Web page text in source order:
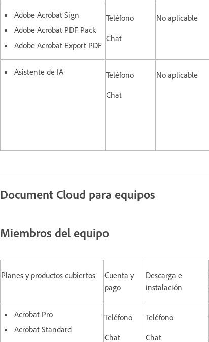
Adobe Acrobat Sign
Adobe Acrobat PDF Pack
Adobe Acrobat Export PDF
Teléfono
Chat
No aplicable
Asistente de IA
Teléfono
Chat
No aplicable
Document Cloud para equipos
Miembros del equipo
Planes y productos cubiertos
Cuenta y
pago
Descarga e
instalación
Acrobat Pro
Acrobat Standard
Teléfono
Chat
Teléfono
Chat